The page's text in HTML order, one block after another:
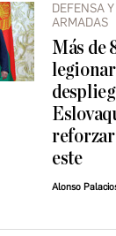
DEFENSA
ARMADAS
Más de
este
Alonso